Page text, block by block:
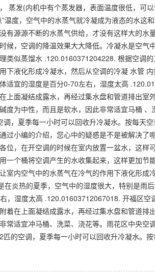
蒸发(内机中有个蒸发器，表面温度很低，可
温度，空气中的水蒸气就冷凝成为液态的水这
有源源不断的水蒸气供给，才没有这样大的
候，空调的降温效果大大降低。冷凝水是空
类似蒸馏水 .120.0160371204228. 根据空调
下液化形成冷凝水，然后从空调的冷凝 水管
适宜的湿度是百分0-70左右，湿度太高
上面凝结成露水，再经过集水盘和管道排出
度为中性，而且是软水，因此非常适宜马桶
调，夏季每一小时可以回收升冷凝水。按每天
过小编的介绍，您心中的疑惑是不是被解决了
位，在开空调的时候在室内放置一盆水，这
一个桶将空调产生的水收集起来，这样更加
室内空气中的水蒸气在冷气的作用下液化形
在炎热的夏季，空气中的湿度很大，特别是雨
，湿度太高 .120.01603712067018. 开福区
着在上面凝结成露水，再经过集水盘和管道
常适宜冲马桶、洗菜、浇花等。雨花区中央
的空调，夏季每一小时可以回收升冷凝水。